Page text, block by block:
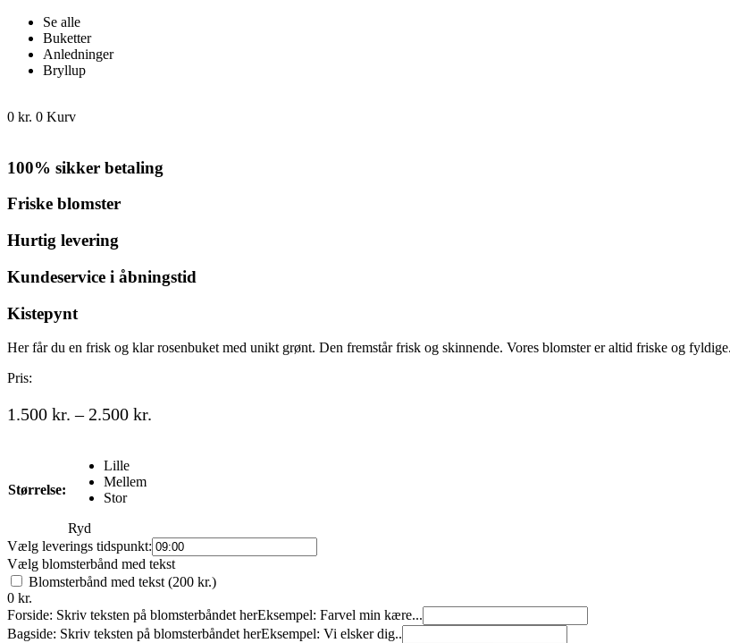
Se alle
Buketter
Anledninger
Bryllup
0 kr. 0 Kurv
100% sikker betaling
Friske blomster
Hurtig levering
Kundeservice i åbningstid
Kistepynt
Her får du en frisk og klar rosenbuket med unikt grønt. Den fremstår frisk og skinnende. Vores blomster er altid friske og
Pris:
1.500 kr. – 2.500 kr.
Størrelse:
Lille
Mellem
Stor
Ryd
Vælg leverings tidspunkt:
Vælg blomsterbånd med tekst
Blomsterbånd med tekst (200 kr.)
0 kr.
Forside: Skriv teksten på blomsterbåndet herEksempel: Farvel min kære...
Bagside: Skriv teksten på blomsterbåndet herEksempel: Vi elsker dig..